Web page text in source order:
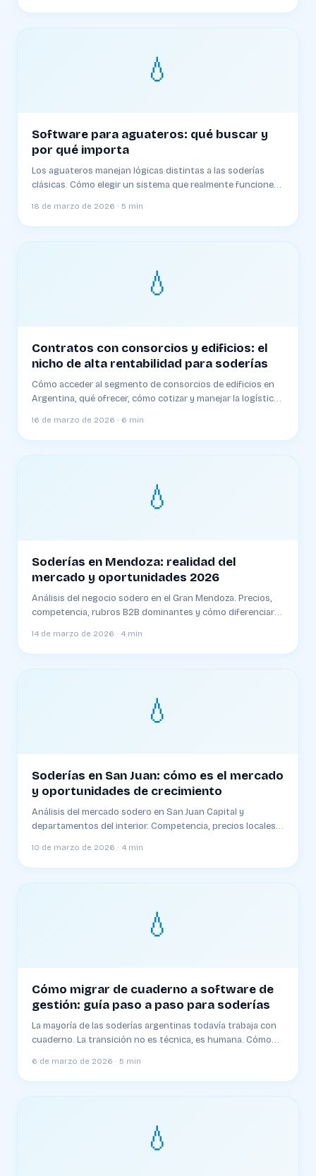
💧
Software para aguateros: qué buscar y
por qué importa
Los aguateros manejan lógicas distintas a las soderías
clásicas. Cómo elegir un sistema que realmente funcione
18 de marzo de 2026 · 5 min
💧
Contratos con consorcios y edificios: el
nicho de alta rentabilidad para soderías
Cómo acceder al segmento de consorcios de edificios en
Argentina, qué ofrecer, cómo cotizar y manejar la logística
16 de marzo de 2026 · 6 min
💧
Soderías en Mendoza: realidad del
mercado y oportunidades 2026
Análisis del negocio sodero en el Gran Mendoza. Precios,
competencia, rubros B2B dominantes y cómo diferenciarse
14 de marzo de 2026 · 4 min
💧
Soderías en San Juan: cómo es el mercado
y oportunidades de crecimiento
Análisis del mercado sodero en San Juan Capital y
departamentos del interior. Competencia, precios locales y
10 de marzo de 2026 · 4 min
💧
Cómo migrar de cuaderno a software de
gestión: guía paso a paso para soderías
La mayoría de las soderías argentinas todavía trabaja con
cuaderno. La transición no es técnica, es humana. Cómo
6 de marzo de 2026 · 5 min
💧